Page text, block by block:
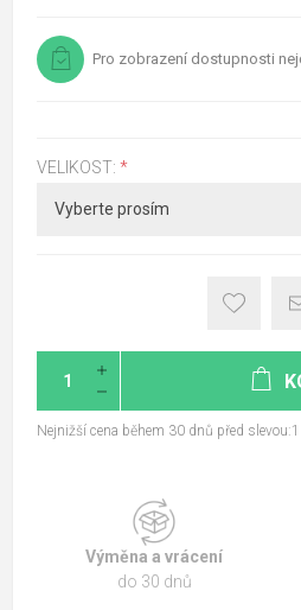
Pro zobrazení dostupnosti
VELIKOST: *
Nejnižší cena během 30 dnů před
Výměna a vrácení
do 30 dnů